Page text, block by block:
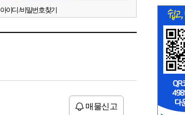
아이디 / 비밀번호 찾기
매물신고